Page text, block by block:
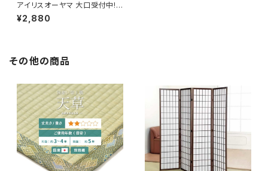
アイリスオーヤマ 大口受付中!
メタルラックφ25mm メタルラッ
クキャスター / 家具・インテリア
¥2,880
その他の商品